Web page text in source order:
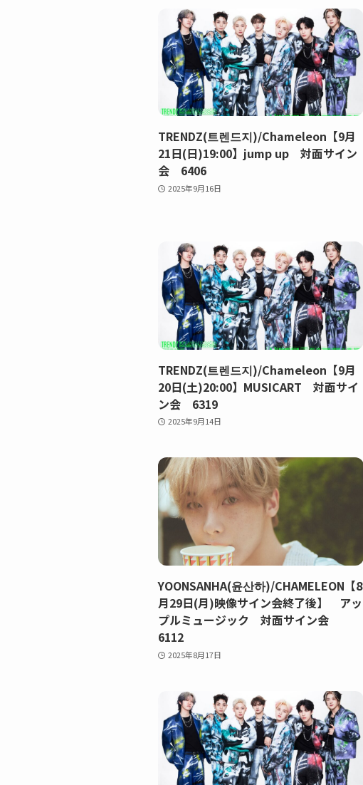
TRENDZ(트렌드지)/Chameleon【9月
21日(日)19:00】jump up 対面サイン
会 6406
2025年9月16日
TRENDZ(트렌드지)/Chameleon【9月
20日(土)20:00】MUSICART 対面サイ
ン会 6319
2025年9月14日
YOONSANHA(윤산하)/CHAMELEON【8
月29日(月)映像サイン会終了後】 アッ
プルミュージック 対面サイン会
6112
2025年8月17日